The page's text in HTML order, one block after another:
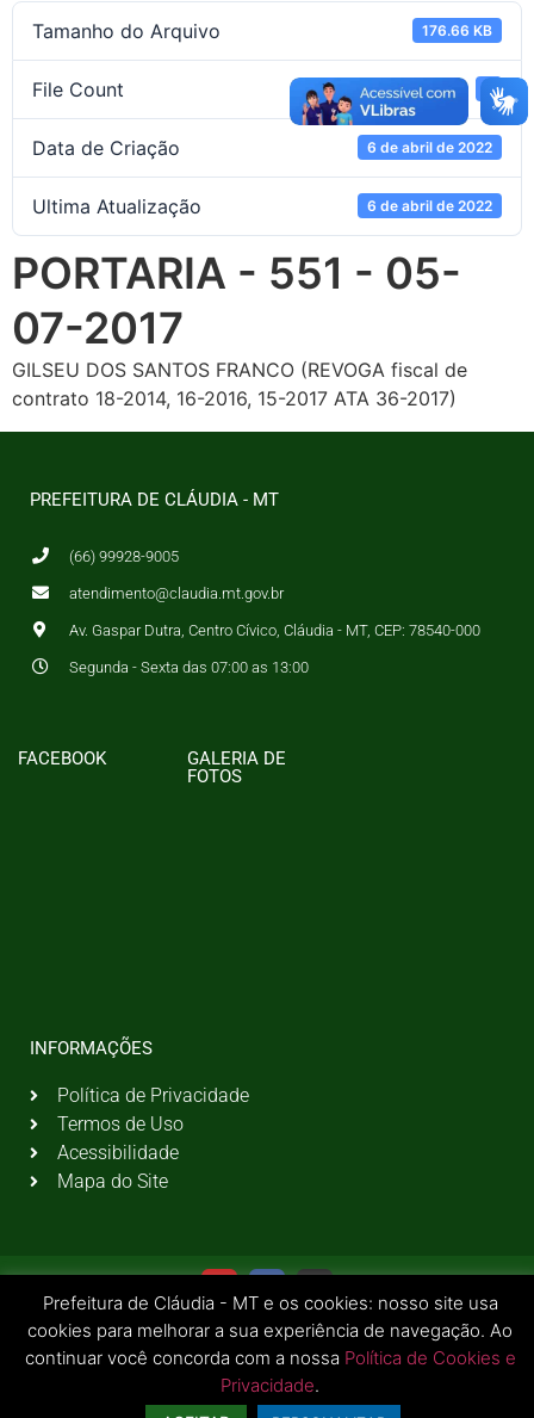
Tamanho do Arquivo 176.66 KB
File Count 1
Data de Criação 6 de abril de 2022
Ultima Atualização 6 de abril de 2022
PORTARIA - 551 - 05-
07-2017
GILSEU DOS SANTOS FRANCO (REVOGA fiscal de
contrato 18-2014, 16-2016, 15-2017 ATA 36-2017)
PREFEITURA DE CLÁUDIA - MT
(66) 99928-9005
atendimento@claudia.mt.gov.br
Av. Gaspar Dutra, Centro Cívico, Cláudia - MT, CEP: 78540-000
Segunda - Sexta das 07:00 as 13:00
FACEBOOK
GALERIA DE
FOTOS
INFORMAÇÕES
Política de Privacidade
Termos de Uso
Acessibilidade
Mapa do Site
© 2026 Todos os Direitos Reservados | Prefeitura Municipal de Cláudia - MT
Prefeitura de Cláudia - MT e os cookies: nosso site usa
cookies para melhorar a sua experiência de navegação. Ao
continuar você concorda com a nossa Política de Cookies e
Privacidade.